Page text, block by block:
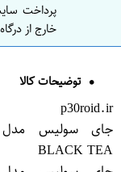
پرداخت
خارج از
توضیحات کالا
p30roid.ir
BLACK TEA